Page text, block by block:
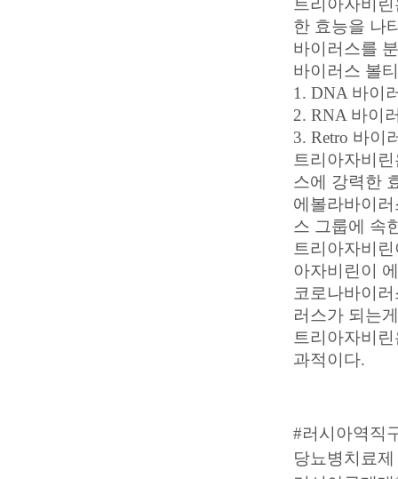
트리아자비
한 효능을 나
바이러스를
바이러스 볼
1. DNA 바이
2. RNA 바이
3. Retro 바이
트리아자비
스에 강력한
에볼라바이
스 그룹에 속
트리아자비
아자비린이
코로나바이
러스가 되는
트리아자비
과적이다.
#러시아역직
당뇨병치료제